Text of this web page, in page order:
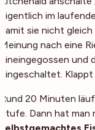
eigentlich im
damit sie nicht
Meinung nach eine
hineingegossen und
eingeschaltet. Klappt
Rund 20 Minuten
Stufe. Dann hat
selbstgemachtes